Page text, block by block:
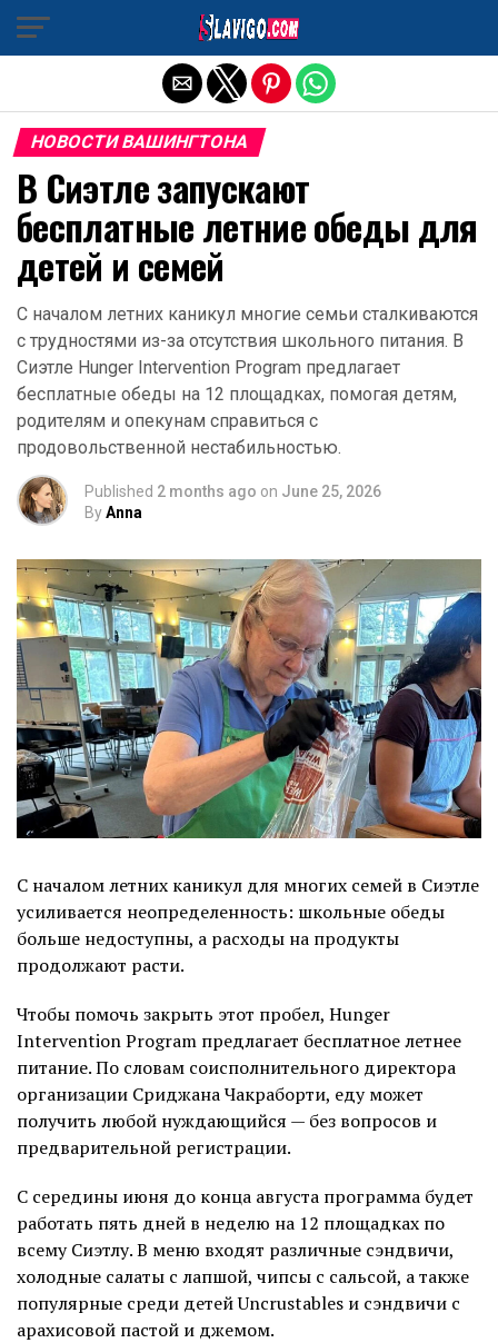
НОВОСТИ ВАШИНГТОНА
В Сиэтле запускают
бесплатные летние обеды для
детей и семей
С началом летних каникул многие семьи сталкиваются
с трудностями из-за отсутствия школьного питания. В
Сиэтле Hunger Intervention Program предлагает
бесплатные обеды на 12 площадках, помогая детям,
родителям и опекунам справиться с
продовольственной нестабильностью.
Published 2 months ago on June 25, 2026
ByAnna
С началом летних каникул для многих семей в Сиэтле
усиливается неопределенность: школьные обеды
больше недоступны, а расходы на продукты
продолжают расти.
Чтобы помочь закрыть этот пробел, Hunger
Intervention Program предлагает бесплатное летнее
питание. По словам соисполнительного директора
организации Сриджана Чакраборти, еду может
получить любой нуждающийся — без вопросов и
предварительной регистрации.
С середины июня до конца августа программа будет
работать пять дней в неделю на 12 площадках по
всему Сиэтлу. В меню входят различные сэндвичи,
холодные салаты с лапшой, чипсы с сальсой, а также
популярные среди детей Uncrustables и сэндвичи с
арахисовой пастой и джемом.
Exit mobile version